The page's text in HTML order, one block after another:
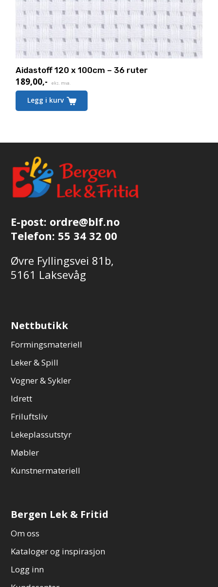
Aidastoff 120 x 100cm – 36 ruter
189,00,- eks. mva.
Legg i kurv
E-post: ordre@blf.no
Telefon: 55 34 32 00
Øvre Fyllingsvei 81b,
5161 Laksevåg
Nettbutikk
Formingsmateriell
Leker & Spill
Vogner & Sykler
Idrett
Friluftsliv
Lekeplassutstyr
Møbler
Kunstnermateriell
Bergen Lek & Fritid
Om oss
Kataloger og inspirasjon
Logg inn